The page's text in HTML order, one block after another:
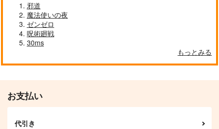
邪道
魔法使いの夜
ゼンゼロ
呪術廻戦
30ms
もっとみる
お支払い
代引き